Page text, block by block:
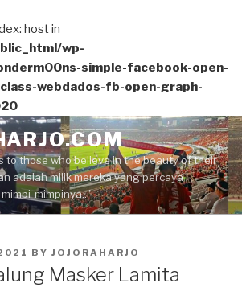
host in
wp-
simple-facebook-open-
webdados-fb-open-graph-
to those who believe in the beauty of their
adalah milik mereka yang percaya
mimpinya.."
BY JOJORAHARJO
Masker Lamita